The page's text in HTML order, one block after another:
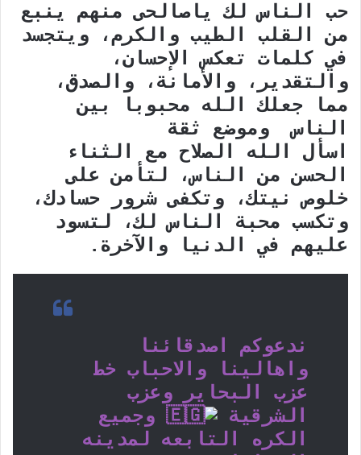
حب الناس لك ياصالحى منهم ينبع
من القلب الطيب والكرم، ويتجسد
في كلمات تعكس الإحسان،
والتقدير، والأمانة، والصدق،
مما جعلك الله محبوبا بين
الناس وموضع ثقة
اسأل الله الصلاح مع الثناء
الحسن من الناس، لتأمن على
خلوص نيتك، وتكفى شرور حسادك،
وتكسب محبة الناس لك، لتسود
عليهم في الدنيا والآخرة.
ندعوكم اصدقائنا
واهالينا والاحباب خط
عزب البحاير وعزب
الشرقية
وجميع
الكره التابعه لمدينه